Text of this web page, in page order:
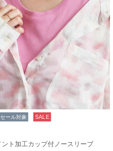
ール対象 SALE
ント加工カップ付ノースリーブ